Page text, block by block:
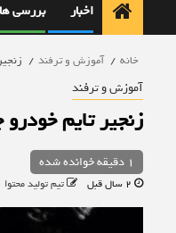
اخبار بررسی
خانه آموزش و ترفند
آموزش و ترفند
زنجیر تایم
1 دقیقه خوانده شده
تیم تولید محتوا